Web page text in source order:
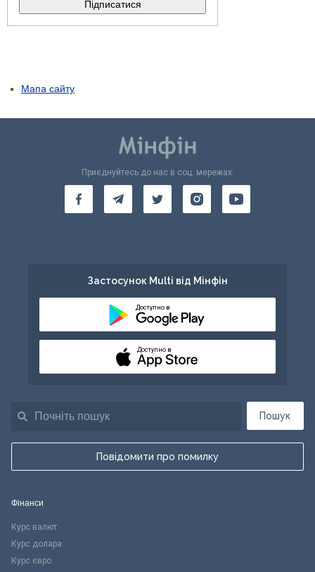
Мапа сайту
Пошук
Повідомити про помилку
Приєднуйтесь до нас в соц. мережах:
Застосунок Multi від Мінфін
Доступно в
Доступно в
Фінанси
Курс валют
Курс долара
Курс євро